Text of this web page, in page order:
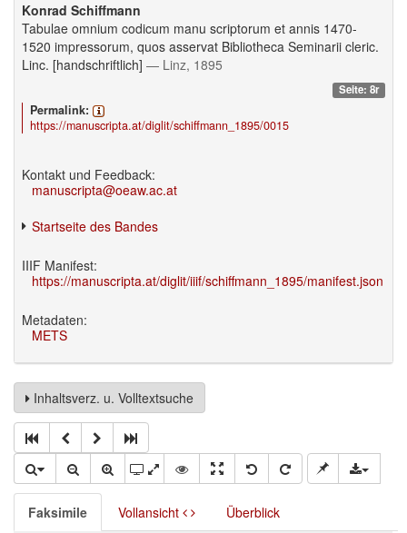
Konrad Schiffmann
Tabulae omnium codicum manu scriptorum et annis 1470-
1520 impressorum, quos asservat Bibliotheca Seminarii cleric.
Linc. [handschriftlich] — Linz, 1895
Seite: 8r
Permalink:
https://manuscripta.at/diglit/schiffmann_1895/0015
Kontakt und Feedback:
manuscripta@oeaw.ac.at
Startseite des Bandes
IIIF Manifest:
https://manuscripta.at/diglit/iiif/schiffmann_1895/manifest.json
Metadaten:
METS
Inhaltsverz. u. Volltextsuche
Faksimile Vollansicht Überblick